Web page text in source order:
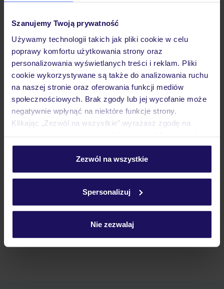
Szanujemy Twoją prywatność
Używamy technologii takich jak pliki cookie w celu
poprawy komfortu użytkowania strony oraz
personalizowania wyświetlanych treści i reklam. Pliki
cookie wykorzystywane są także do analizowania ruchu
na naszej stronie oraz oferowania funkcji mediów
społecznościowych. Brak zgody lub jej wycofanie może
negatywnie wpłynąć na niektóre funkcje strony.
Klikając „Zezwól na wszystkie” wyrażasz zgodę na
personalizować swój wybór wchodząc w zakładkę
Szczegółowe informacje o plikach cookie znajdziesz
Zezwól na wszystkie
Spersonalizuj
Nie zezwalaj
Wyżywienie
Atrakcje
Ważne informacje
Czy w Hotelu będzie przedstawiciel TUI?
Na jakiej podstawie i gdzie otrzymam karty
Zobacz więcej